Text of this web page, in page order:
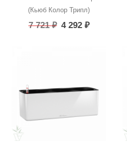
(Кьюб Колор Трипл)
7 721₽ 4 292₽